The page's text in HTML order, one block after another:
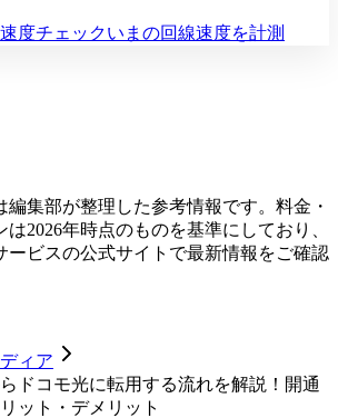
速度チェックいまの回線速度を計測
編集部が整理した参考情報です。料金・
2026年時点のものを基準にしており、
ービスの公式サイトで最新情報をご確認
ィア
ドコモ光に転用する流れを解説！開通
ット・デメリット